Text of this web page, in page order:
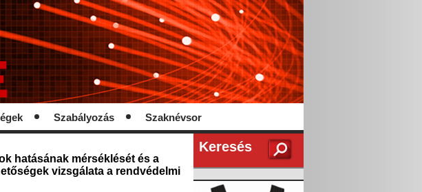
Szabályozás Szaknévsor
hatásának mérséklését és a
vizsgálata a rendvédelmi
Keresés